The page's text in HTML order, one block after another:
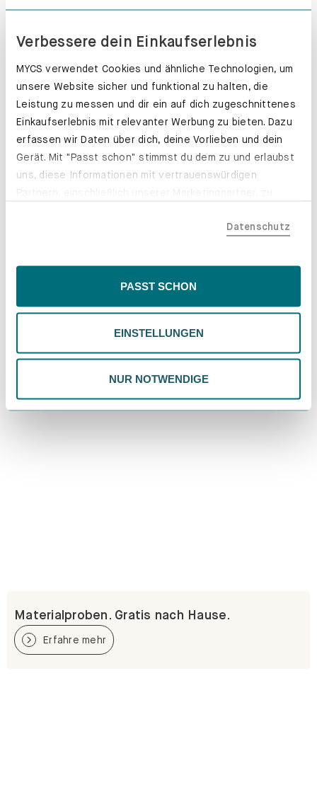
Verbessere dein Einkaufserlebnis
MYCS verwendet Cookies und ähnliche Technologien, um
unsere Website sicher und funktional zu halten, die
Leistung zu messen und dir ein auf dich zugeschnittenes
Einkaufserlebnis mit relevanter Werbung zu bieten. Dazu
erfassen wir Daten über dich, deine Vorlieben und dein
Gerät. Mit "Passt schon" stimmst du dem zu und erlaubst
uns, diese Informationen mit vertrauenswürdigen
der EU, beispielsweise in den USA, verarbeitet werden
Inhalte eingeschränkt sein könnten. Wähle
deiner Präferenzen. Du kannst deine Wahl jederzeit
ändern. Weitere Informationen findest du in unserer
Datenschutzrichtlinie.
Datenschutz
PASST SCHON
EINSTELLUNGEN
NUR NOTWENDIGE
Erfahre mehr
Schubladenkästen. Stabil mit Stil.
Materialproben. Gratis nach Hause.
Erfahre mehr